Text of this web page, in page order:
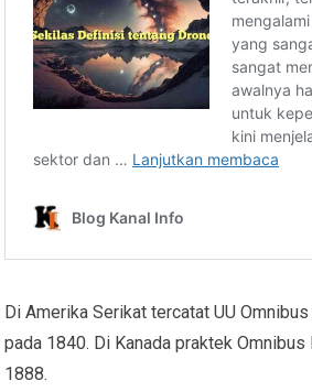
Di Amerika Serikat tercatat UU
pada 1840. Di Kanada praktek
1888.